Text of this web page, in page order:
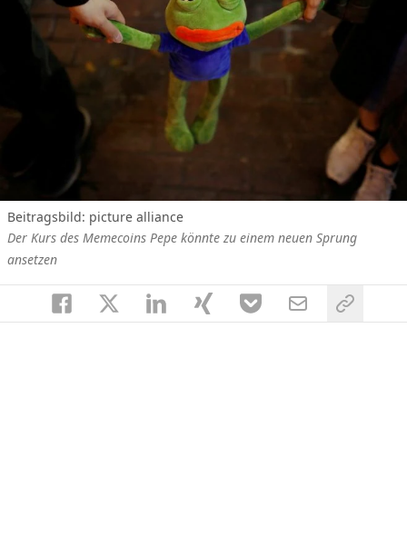
Beitragsbild: picture alliance
Der Kurs des Memecoins Pepe könnte zu einem neuen Sprung
ansetzen